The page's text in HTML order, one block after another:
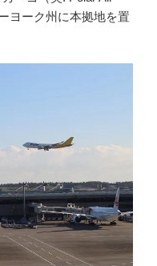
ヨーク州に本拠地を置